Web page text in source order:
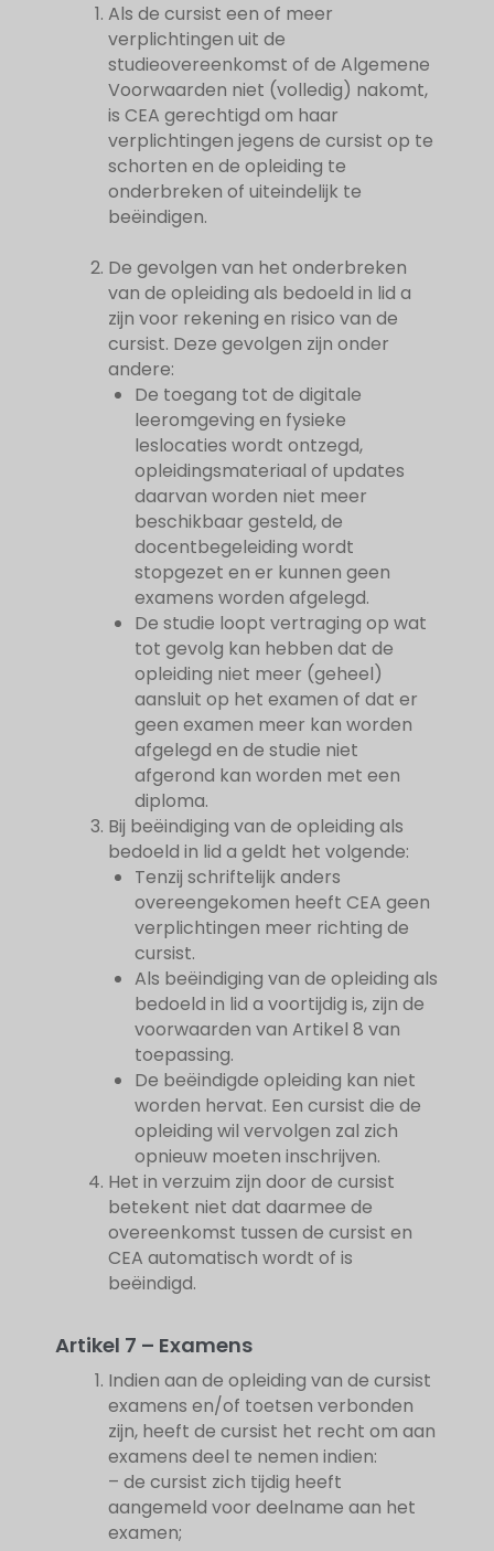
Als de cursist een of meer
verplichtingen uit de
studieovereenkomst of de Algemene
Voorwaarden niet (volledig) nakomt,
is CEA gerechtigd om haar
verplichtingen jegens de cursist op te
schorten en de opleiding te
onderbreken of uiteindelijk te
beëindigen.
De gevolgen van het onderbreken
van de opleiding als bedoeld in lid a
zijn voor rekening en risico van de
cursist. Deze gevolgen zijn onder
andere:
De toegang tot de digitale
leeromgeving en fysieke
leslocaties wordt ontzegd,
opleidingsmateriaal of updates
daarvan worden niet meer
beschikbaar gesteld, de
docentbegeleiding wordt
stopgezet en er kunnen geen
examens worden afgelegd.
De studie loopt vertraging op wat
tot gevolg kan hebben dat de
opleiding niet meer (geheel)
aansluit op het examen of dat er
geen examen meer kan worden
afgelegd en de studie niet
afgerond kan worden met een
diploma.
Bij beëindiging van de opleiding als
bedoeld in lid a geldt het volgende:
Tenzij schriftelijk anders
overeengekomen heeft CEA geen
verplichtingen meer richting de
cursist.
Als beëindiging van de opleiding als
bedoeld in lid a voortijdig is, zijn de
voorwaarden van Artikel 8 van
toepassing.
De beëindigde opleiding kan niet
worden hervat. Een cursist die de
opleiding wil vervolgen zal zich
opnieuw moeten inschrijven.
Het in verzuim zijn door de cursist
betekent niet dat daarmee de
overeenkomst tussen de cursist en
CEA automatisch wordt of is
beëindigd.
Artikel 7 – Examens
Indien aan de opleiding van de cursist
examens en/of toetsen verbonden
zijn, heeft de cursist het recht om aan
examens deel te nemen indien:
– de cursist zich tijdig heeft
aangemeld voor deelname aan het
examen;